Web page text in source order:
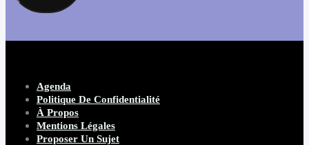
Agenda
Politique De Confidentialité
À Propos
Mentions Légales
Proposer Un Sujet